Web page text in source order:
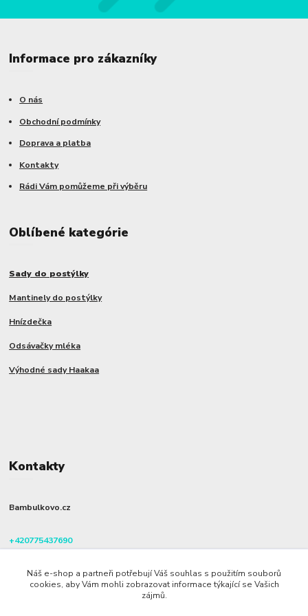
Informace pro zákazníky
O nás
Obchodní podmínky
Doprava a platba
Kontakty
Rádi Vám pomůžeme při výběru
Oblíbené kategórie
Sady do postýlky
Mantinely do postýlky
Hnízdečka
Odsávačky mléka
Výhodné sady Haakaa
Kontakty
Bambulkovo.cz
+420775437690
info@bambulkovo.cz
Náš e-shop a partneři potřebují Váš souhlas s použitím souborů
cookies, aby Vám mohli zobrazovat informace týkající se Vašich
zájmů.